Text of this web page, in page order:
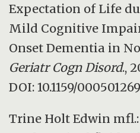
Expectation of Life
Mild Cognitive
Onset Dementia in
Geriatr Cogn Disord.,
DOI: 10.1159/000501269
Trine Holt Edwin